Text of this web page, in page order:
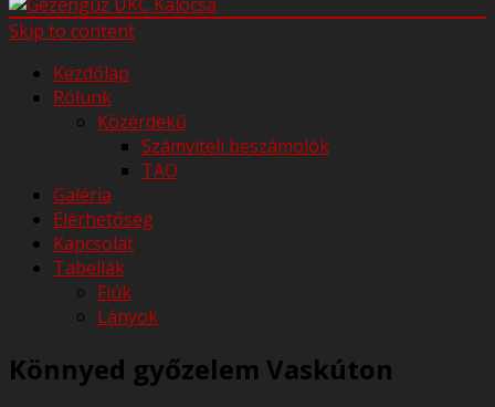
Skip to content
Kezdőlap
Rólunk
Közérdekű
Számviteli beszámolók
TAO
Galéria
Elérhetőség
Kapcsolat
Tabellák
Fiúk
Lányok
Könnyed győzelem Vaskúton